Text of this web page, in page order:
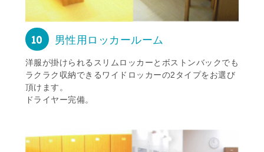
10 男性用ロッカールーム
洋服が掛けられるスリムロッカーとボストンバックでも
ラクラク収納できるワイドロッカーの2タイプをお選び
頂けます。
ドライヤー完備。